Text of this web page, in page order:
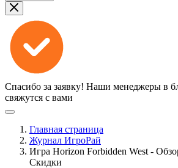
Спасибо за заявку! Наши менеджеры в
свяжутся с вами
Главная страница
Журнал ИгроРай
Игра Horizon Forbidden West -
Скидки